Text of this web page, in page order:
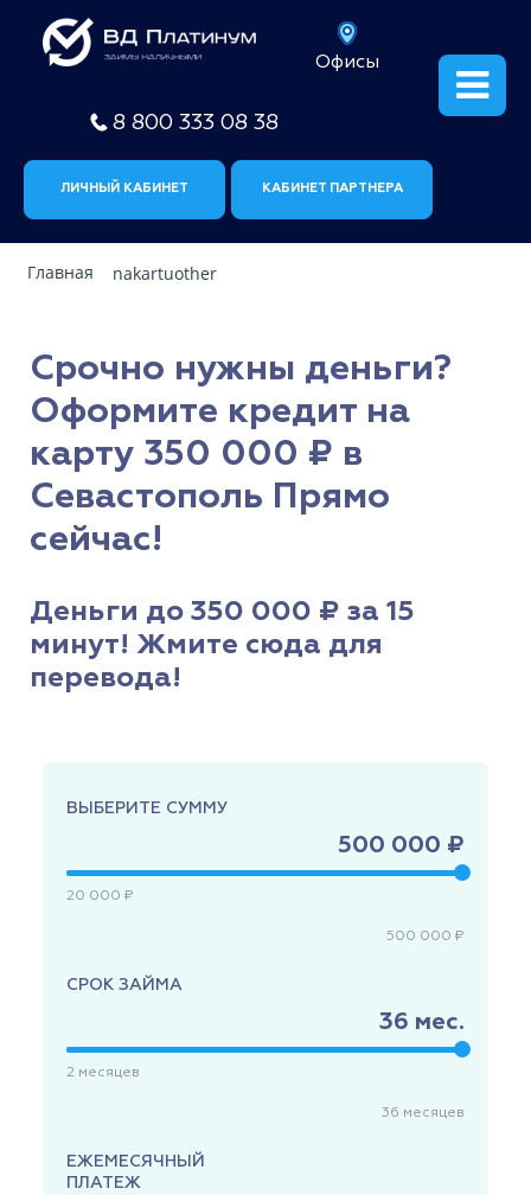
Офисы
8 800 333 08 38
ЛИЧНЫЙ КАБИНЕТ КАБИНЕТ ПАРТНЕРА
Главная nakartuother
Срочно нужны деньги?
Оформите кредит на
карту 350 000 ₽ в
Севастополь Прямо
сейчас!
Деньги до 350 000 ₽ за 15
минут! Жмите сюда для
перевода!
ВЫБЕРИТЕ СУММУ
500 000 ₽
20 000 ₽
500 000 ₽
СРОК ЗАЙМА
36 мес.
2 месяцев
36 месяцев
ЕЖЕМЕСЯЧНЫЙ
ПЛАТЕЖ